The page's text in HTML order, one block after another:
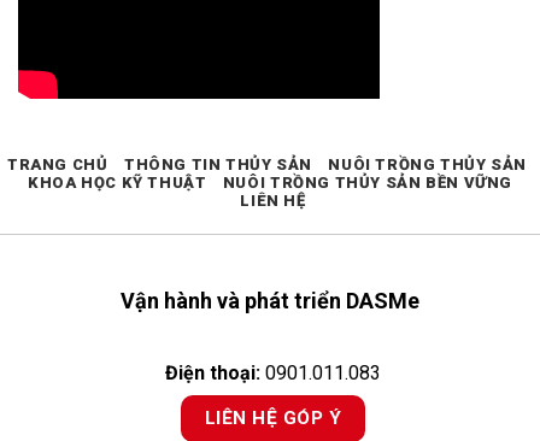
Vận hành và phát triển DASMe
Điện thoại: 0901.011.083
LIÊN HỆ GÓP Ý
TRANG CHỦ THÔNG TIN THỦY SẢN
NUÔI TRỒNG THỦY SẢN
KHOA HỌC KỸ THUẬT
NUÔI TRỒNG THỦY SẢN BỀN VỮNG
LIÊN HỆ